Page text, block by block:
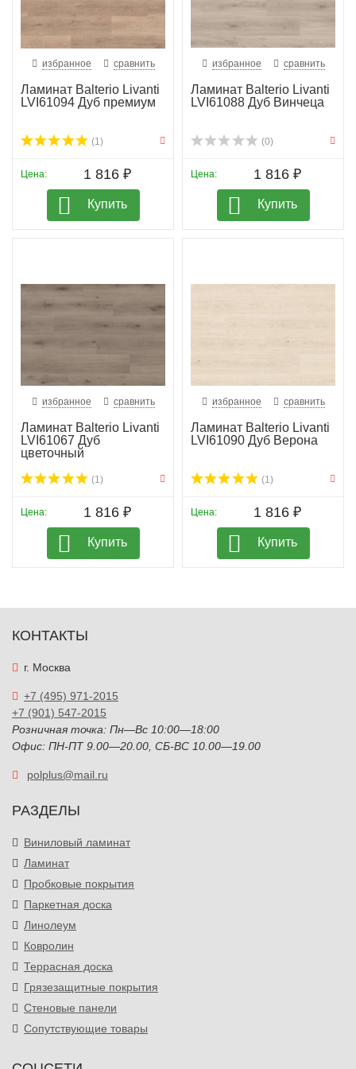
971 20 15 и +7 901 547 20 15 или по e-mail
polplus@mail.ru
избранное сравнить
Ламинат Balterio Livanti
LVI61094 Дуб премиум
(1)
Цена: 1 816 ₽
Купить
избранное сравнить
Ламинат Balterio Livanti
LVI61088 Дуб Винчеца
(0)
Цена: 1 816 ₽
Купить
избранное сравнить
Ламинат Balterio Livanti
LVI61067 Дуб
цветочный
(1)
Цена: 1 816 ₽
Купить
избранное сравнить
Ламинат Balterio Livanti
LVI61090 Дуб Верона
(1)
Цена: 1 816 ₽
Купить
КОНТАКТЫ
г. Москва
+7 (495) 971-2015
+7 (901) 547-2015
Розничная точка: Пн—Вс 10:00—18:00
Офис: ПН-ПТ 9.00—20.00, СБ-ВС 10.00—19.00
polplus@mail.ru
РАЗДЕЛЫ
Виниловый ламинат
Ламинат
Пробковые покрытия
Паркетная доска
Линолеум
Ковролин
Террасная доска
Грязезащитные покрытия
Стеновые панели
Сопутствующие товары